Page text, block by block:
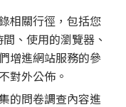
相關行徑，包括您
、使用的瀏覽器、
增進網站服務的參
對外公佈。
的問卷調查內容進